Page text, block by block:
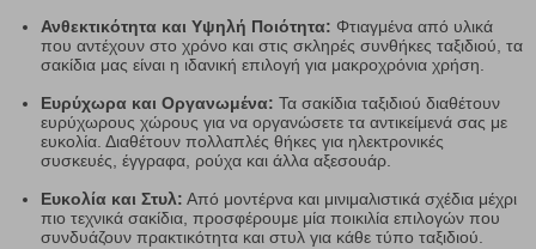
Ανθεκτικότητα και Υψηλή Ποιότητα: Φτιαγμένα από υλικά
που αντέχουν στο χρόνο και στις σκληρές συνθήκες ταξιδιού, τα
σακίδια μας είναι η ιδανική επιλογή για μακροχρόνια χρήση.
Ευρύχωρα και Οργανωμένα: Τα σακίδια ταξιδιού διαθέτουν
ευρύχωρους χώρους για να οργανώσετε τα αντικείμενά σας με
ευκολία. Διαθέτουν πολλαπλές θήκες για ηλεκτρονικές
συσκευές, έγγραφα, ρούχα και άλλα αξεσουάρ.
Ευκολία και Στυλ: Από μοντέρνα και μινιμαλιστικά σχέδια μέχρι
πιο τεχνικά σακίδια, προσφέρουμε μία ποικιλία επιλογών που
συνδυάζουν πρακτικότητα και στυλ για κάθε τύπο ταξιδιού.